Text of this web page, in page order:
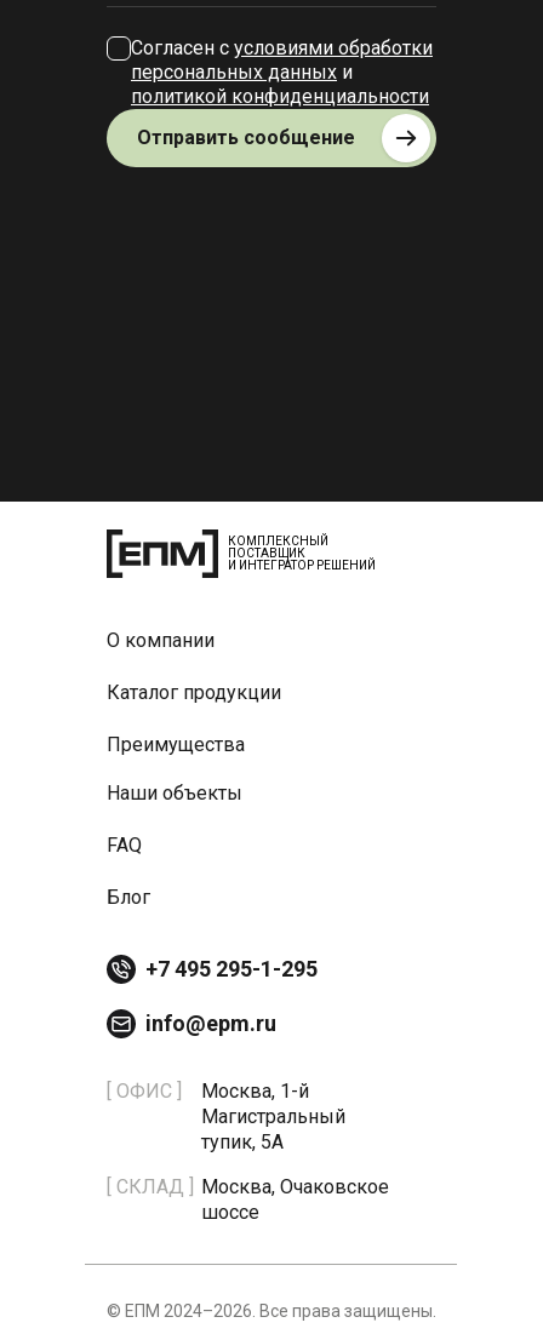
Согласен с условиями обработки
персональных данных и
политикой конфиденциальности
Отправить сообщение
© ЕПМ 2024–2026. Все права защищены.
info@epm.ru
+7 495 295-1-295
Блог
FAQ
Наши объекты
Преимущества
Каталог продукции
О компании
КОМПЛЕКСНЫЙ
ПОСТАВЩИК
И ИНТЕГРАТОР РЕШЕНИЙ
Москва, Очаковское
шоссе
[ СКЛАД ]
Москва, 1-й
Магистральный
тупик, 5А
[ ОФИС ]